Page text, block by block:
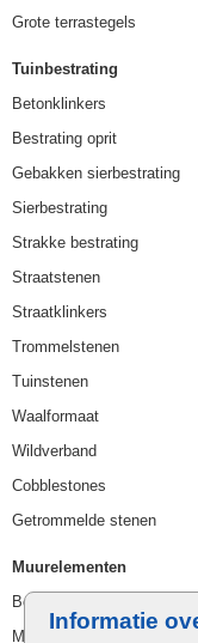
Informatie
Grote terrastegels
Tuinbestrating
Betonklinkers
Bestrating oprit
Gebakken sierbestrating
Sierbestrating
Strakke bestrating
Straatstenen
Straatklinkers
Trommelstenen
Tuinstenen
Waalformaat
Wildverband
Cobblestones
Getrommelde stenen
Muurelementen
Betonbielzen
Muurstenen